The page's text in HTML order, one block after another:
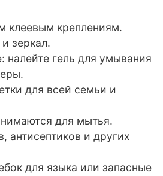
клеевым креплениям.
зеркал.
налейте гель для умывания
для всей семьи и
для мытья.
антисептиков и других
для языка или запасные